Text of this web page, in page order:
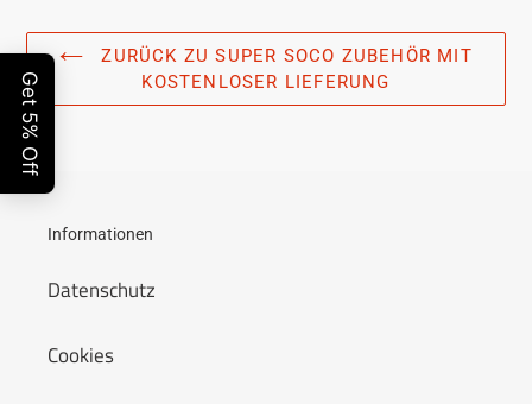
ZURÜCK ZU SUPER SOCO ZUBEHÖR MIT
KOSTENLOSER LIEFERUNG
Informationen
Datenschutz
Cookies